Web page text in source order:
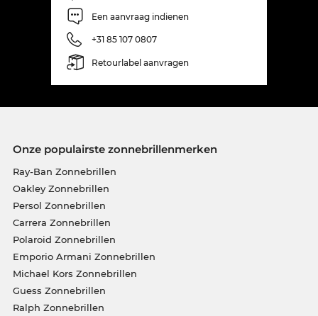
Een aanvraag indienen
+31 85 107 0807
Retourlabel aanvragen
Onze populairste zonnebrillenmerken
Ray-Ban Zonnebrillen
Oakley Zonnebrillen
Persol Zonnebrillen
Carrera Zonnebrillen
Polaroid Zonnebrillen
Emporio Armani Zonnebrillen
Michael Kors Zonnebrillen
Guess Zonnebrillen
Ralph Zonnebrillen